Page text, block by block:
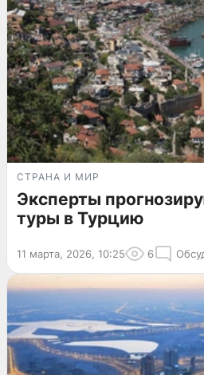
СТРАНА И МИР
Эксперты
туры в Турцию
11 марта, 2026, 10:25 6